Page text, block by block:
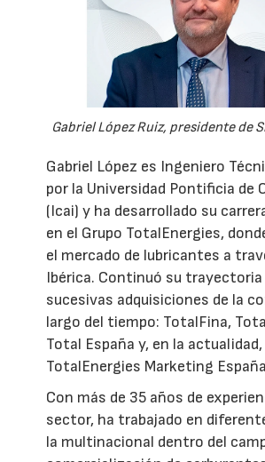
Gabriel López Ruiz, presidente de
Gabriel López es Ingeniero
por la Universidad Pontificia de
(Icai) y ha desarrollado su
en el Grupo TotalEnergies,
el mercado de lubricantes a
Ibérica. Continuó su
sucesivas adquisiciones de la
largo del tiempo: TotalFina,
Total España y, en la actualidad,
TotalEnergies Marketing
Con más de 35 años de
sector, ha trabajado en
la multinacional dentro del